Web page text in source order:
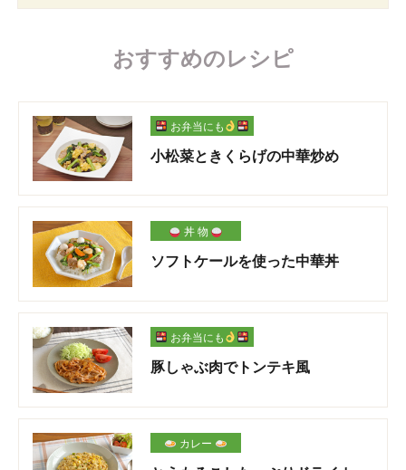
おすすめのレシピ
お弁当にも
小松菜ときくらげの中華炒め
丼 物
ソフトケールを使った中華丼
お弁当にも
豚しゃぶ肉でトンテキ風
カレー